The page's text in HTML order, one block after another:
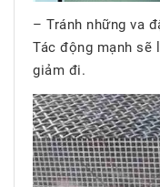
– Tránh những va
Tác động mạnh sẽ
giảm đi.